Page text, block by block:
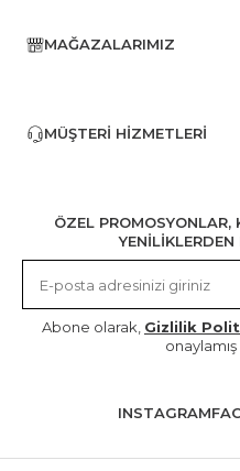
MAĞAZALARIMIZ
MÜŞTERI HIZMETLERI
ÖZEL PROMOSYONLAR,
Abone olarak, Gizlilik
INSTAGRAM